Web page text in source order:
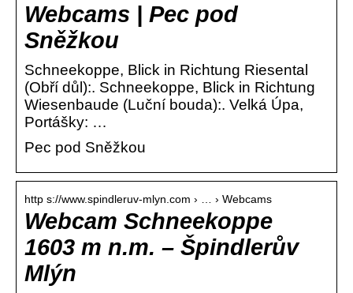
Webcams | Pec pod
Sněžkou
Schneekoppe, Blick in Richtung Riesental
(Obří důl):. Schneekoppe, Blick in Richtung
Wiesenbaude (Luční bouda):. Velká Úpa,
Portášky: …
Pec pod Sněžkou
http s://www.spindleruv-mlyn.com › … › Webcams
Webcam Schneekoppe
1603 m n.m. – Špindlerův
Mlýn